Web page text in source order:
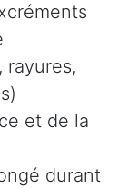
rayures,
et de la
durant